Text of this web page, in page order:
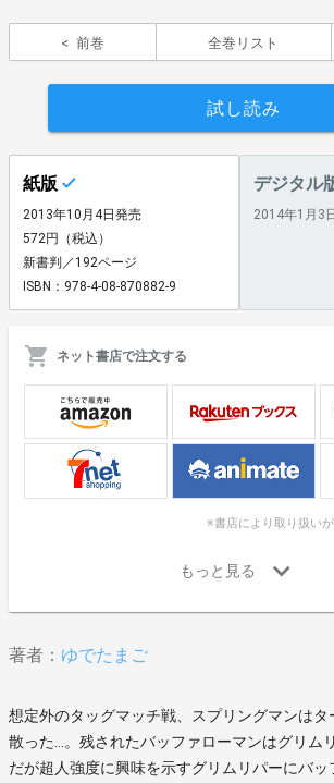
前巻 全巻リスト
試し読み
紙版
2013年10月4日発売
572円（税込）
新書判／192ページ
ISBN：978-4-08-870882-9
デジタル
2014年1月3
ネット書店で注文する
※書店により取り扱い
著者： ゆでたまご
想定外のタッグマッチ戦、スプリングマンはタ
散った…。残されたバッファローマンはグリム
だが超人強度に興味を示すグリムリパーにバ